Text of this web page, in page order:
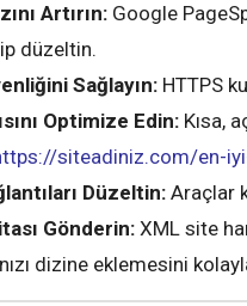
Artırın: Google
düzeltin.
Sağlayın: HTTPS
Optimize Edin: Kısa,
siteadiniz.com/en-
Düzeltin: Araçlar
Gönderin: XML site
dizine eklemesini